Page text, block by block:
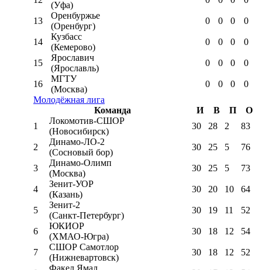
(Уфа)
13
Оренбуржье
(Оренбург)
0 0 0 0
14
Кузбасс
(Кемерово)
0 0 0 0
15
Ярославич
(Ярославль)
0 0 0 0
16
МГТУ
(Москва)
0 0 0
0
Молодёжная лига
Команда
И В П
О
1
Локомотив-CШОР
(Новосибирск)
30 28 2 83
2
Динамо-ЛО-2
(Сосновый бор)
30 25 5 76
3
Динамо-Олимп
(Москва)
30 25 5 73
4
Зенит-УОР
(Казань)
30 20 10 64
5
Зенит-2
(Санкт-Петербург)
30 19 11 52
6
ЮКИОР
(ХМАО-Югра)
30 18 12 54
7
СШОР Самотлор
(Нижневартовск)
30 18 12 52
Факел Ямал